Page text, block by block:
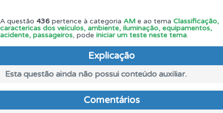
A questão 436 pertence à categoria AM e ao tema Classificação,
caractericas dos veículos, ambiente, iluminação, equipamentos,
acidente, passageiros, pode iniciar um teste neste tema.
Explicação
Esta questão ainda não possui conteúdo auxiliar.
Comentários